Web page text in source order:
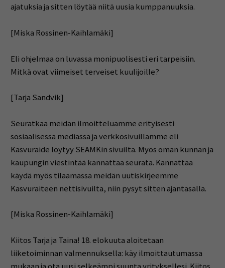
ajatuksia ja sitten löytää niitä uusia kumppanuuksia.
[Miska Rossinen-Kaihlamäki]
Eli ohjelmaa on luvassa monipuolisesti eri tarpeisiin.
Mitkä ovat viimeiset terveiset kuulijoille?
[Tarja Sandvik]
Seuratkaa meidän ilmoitteluamme erityisesti
sosiaalisessa mediassa ja verkkosivuillamme eli
Kasvuraide löytyy SEAMKin sivuilta. Myös oman kunnan ja
kaupungin viestintää kannattaa seurata. Kannattaa
käydä myös tilaamassa meidän uutiskirjeemme
Kasvuraiteen nettisivuilta, niin pysyt sitten ajantasalla.
[Miska Rossinen-Kaihlamäki]
Kiitos Tarja ja Taina! 18. elokuuta aloitetaan
liiketoiminnan valmennuksella: käy ilmoittautumassa